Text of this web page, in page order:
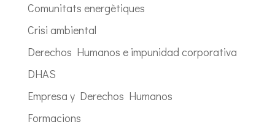
Comunitats energètiques
Crisi ambiental
Derechos Humanos e impunidad corporativa
DHAS
Empresa y Derechos Humanos
Formacions